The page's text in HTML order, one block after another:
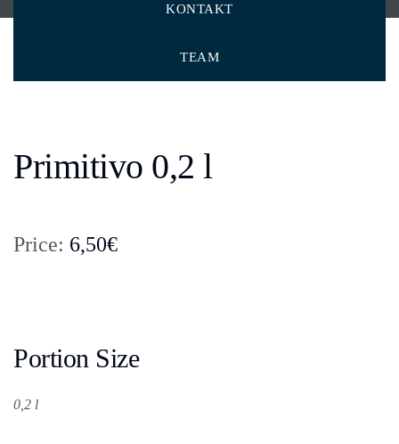
KONTAKT
TEAM
Primitivo 0,2 l
Price: 6,50€
Portion Size
0,2 l